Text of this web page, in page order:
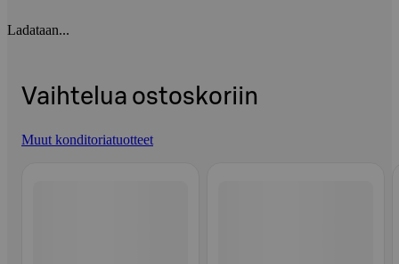
Ladataan...
Vaihtelua ostoskoriin
Muut konditoriatuotteet